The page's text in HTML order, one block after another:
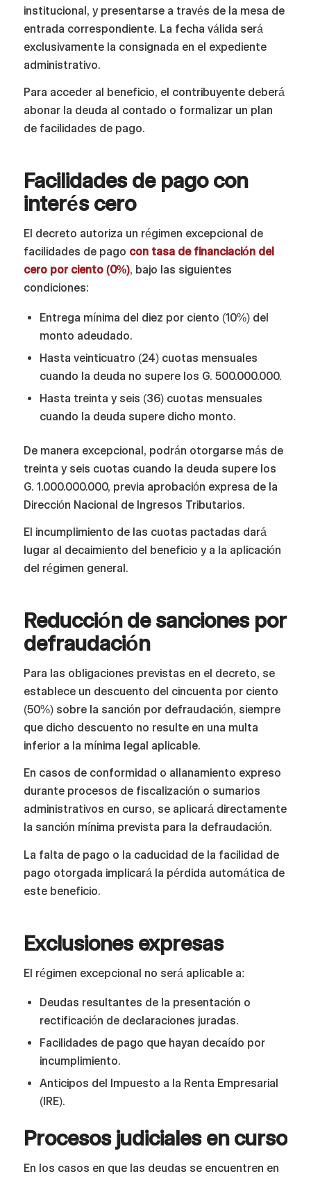
institucional, y presentarse a través de la mesa de
entrada correspondiente. La fecha válida será
exclusivamente la consignada en el expediente
administrativo.
Para acceder al beneficio, el contribuyente deberá
abonar la deuda al contado o formalizar un plan
de facilidades de pago.
Facilidades de pago con
interés cero
El decreto autoriza un régimen excepcional de
facilidades de pago con tasa de financiación del
cero por ciento (0%), bajo las siguientes
condiciones:
Entrega mínima del diez por ciento (10%) del
monto adeudado.
Hasta veinticuatro (24) cuotas mensuales
cuando la deuda no supere los G. 500.000.000.
Hasta treinta y seis (36) cuotas mensuales
cuando la deuda supere dicho monto.
De manera excepcional, podrán otorgarse más de
treinta y seis cuotas cuando la deuda supere los
G. 1.000.000.000, previa aprobación expresa de la
Dirección Nacional de Ingresos Tributarios.
El incumplimiento de las cuotas pactadas dará
lugar al decaimiento del beneficio y a la aplicación
del régimen general.
Reducción de sanciones por
defraudación
Para las obligaciones previstas en el decreto, se
establece un descuento del cincuenta por ciento
(50%) sobre la sanción por defraudación, siempre
que dicho descuento no resulte en una multa
inferior a la mínima legal aplicable.
En casos de conformidad o allanamiento expreso
durante procesos de fiscalización o sumarios
administrativos en curso, se aplicará directamente
la sanción mínima prevista para la defraudación.
La falta de pago o la caducidad de la facilidad de
pago otorgada implicará la pérdida automática de
este beneficio.
Exclusiones expresas
El régimen excepcional no será aplicable a:
Deudas resultantes de la presentación o
rectificación de declaraciones juradas.
Facilidades de pago que hayan decaído por
incumplimiento.
Anticipos del Impuesto a la Renta Empresarial
(IRE).
Procesos judiciales en curso
En los casos en que las deudas se encuentren en